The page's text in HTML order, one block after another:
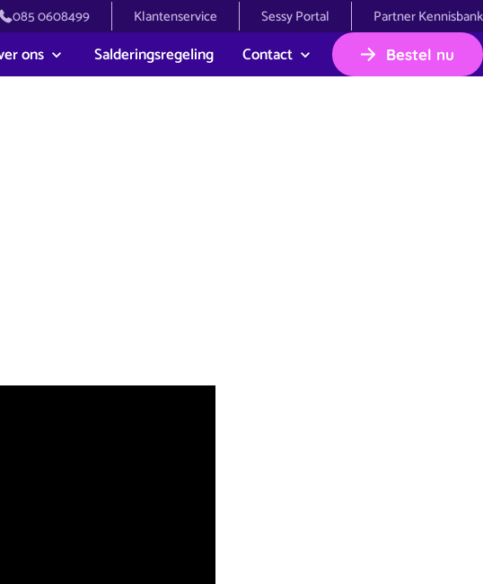
085 0608499 Klantenservice Sessy Portal Partner Kennisbank
ons Salderingsregeling Contact Bestel nu